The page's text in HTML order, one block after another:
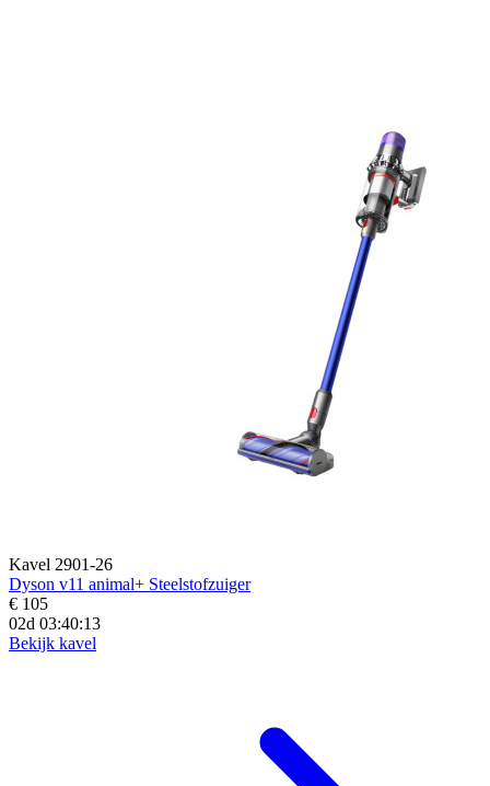
Kavel 2901-26
Dyson v11 animal+ Steelstofzuiger
€ 105
02d 03:40:11
Bekijk kavel